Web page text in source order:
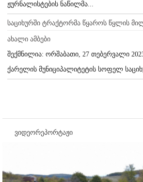
ჟურნალისტების ნაწილმა...
საციხურში ტრაქტორმა წყაროს წყლის
ახალი ამბები
შექმნილია: ორშაბათი, 27 თებერვალი
ქარელის მუნიციპალიტეტის სოფელ
ვიდეორეპორტაჟი